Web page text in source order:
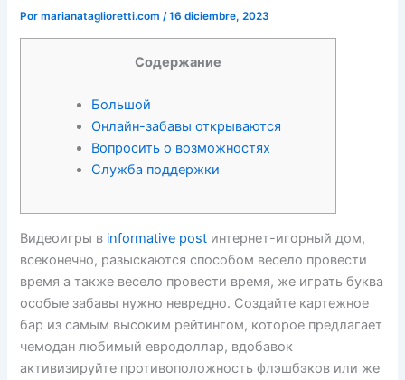
Pormarianataglioretti.com/16 diciembre, 2023
Содержание
Большой
Онлайн-забавы открываются
Вопросить о возможностях
Служба поддержки
Видеоигры в informative post интернет-игорный дом,
всеконечно, разыскаются способом весело провести
время а также весело провести время, же играть буква
особые забавы нужно невредно. Создайте картежное
бар из самым высоким рейтингом, которое предлагает
чемодан любимый евродоллар, вдобавок
активизируйте противоположность флэшбэков или же